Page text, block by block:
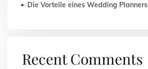
Die Vorteile eines Wedding Planners
Recent Comments